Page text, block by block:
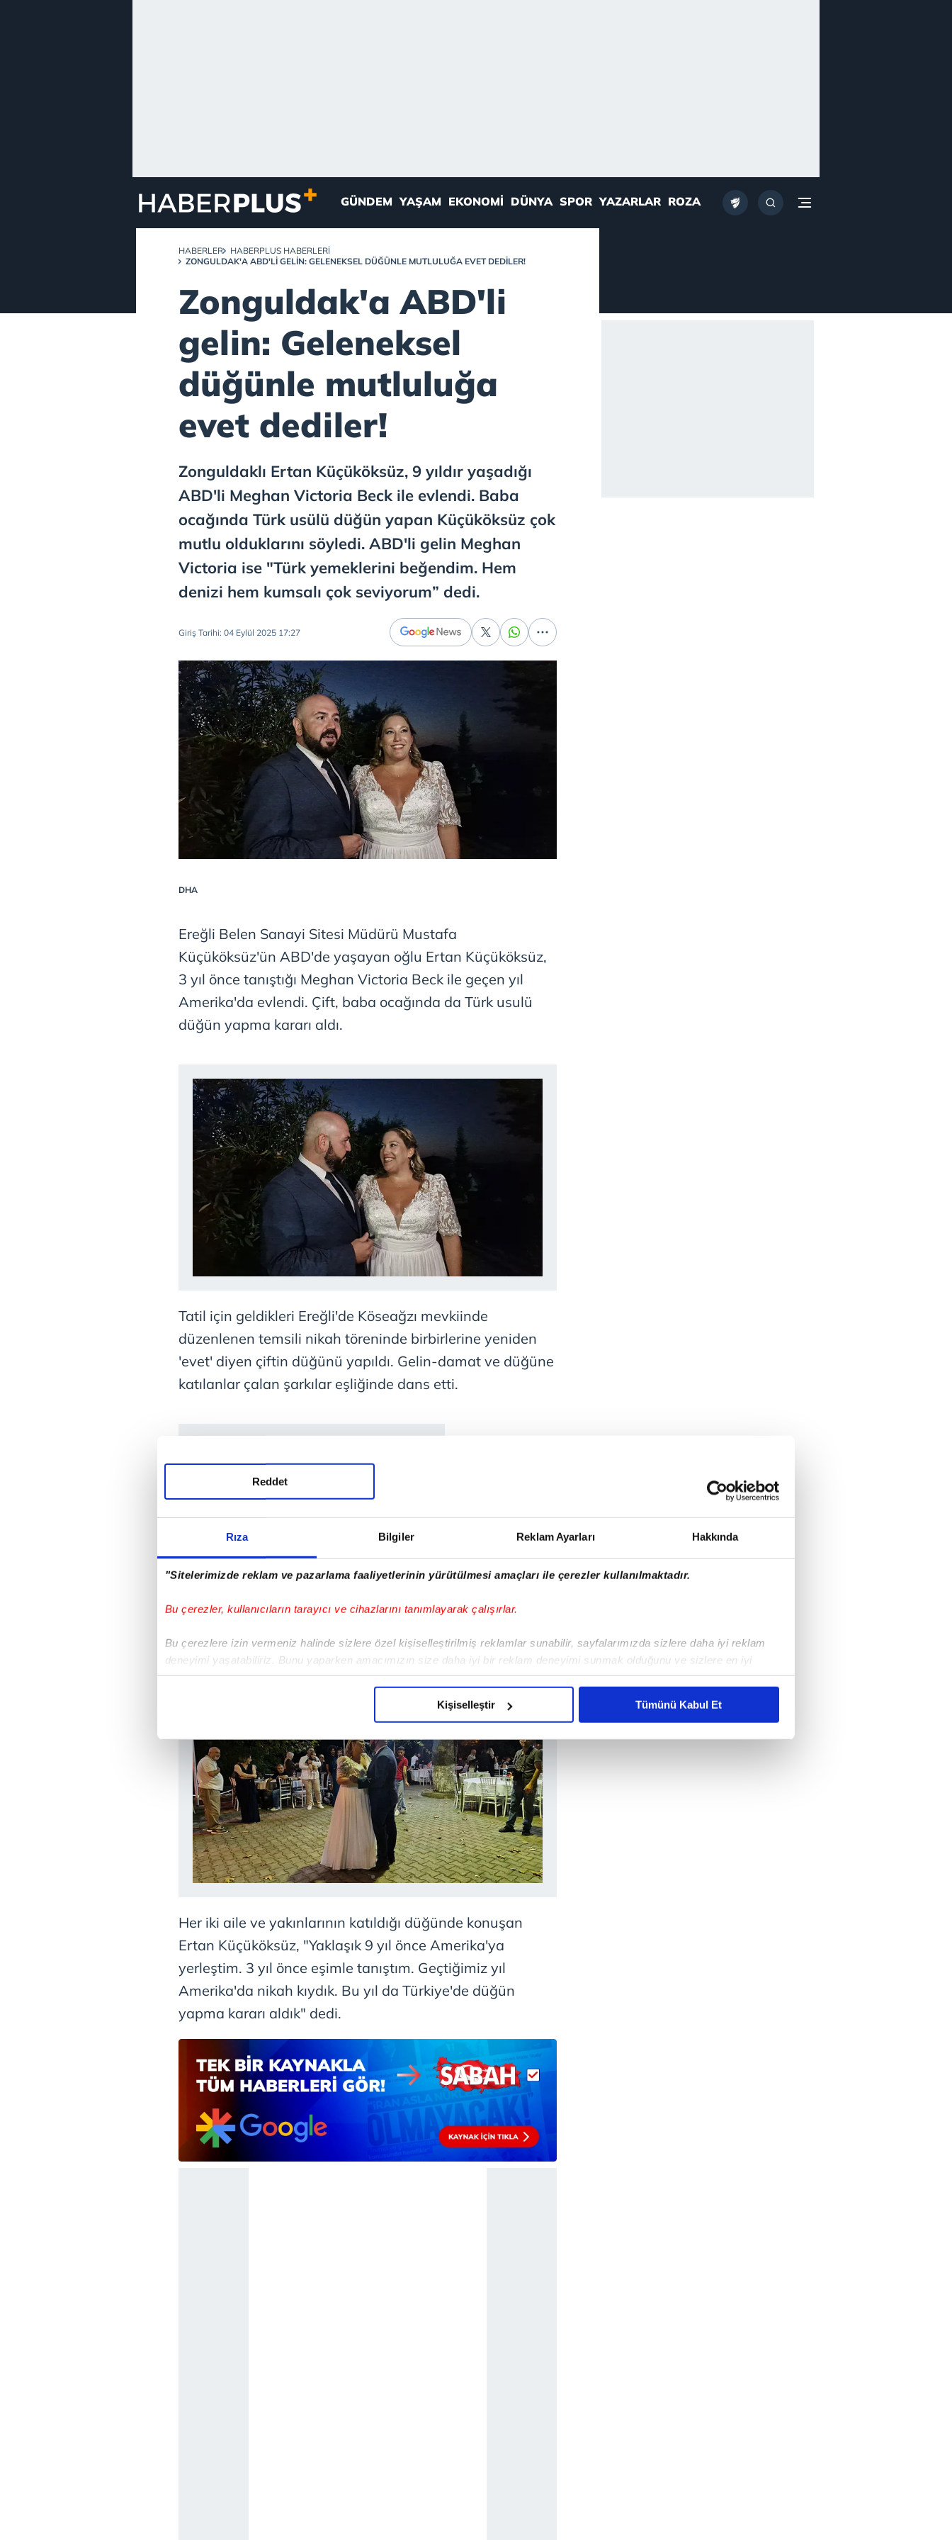
Rıza Bilgiler Reklam Ayarları Hakkında
"Sitelerimizde reklam ve pazarlama faaliyetlerinin yürütülmesi amaçları ile çerezler kullanılmaktadır.
Bu çerezler, kullanıcıların tarayıcı ve cihazlarını tanımlayarak çalışırlar.
Bu çerezlere izin vermeniz halinde sizlere özel kişiselleştirilmiş reklamlar sunabilir, sayfalarımızda sizlere daha iyi reklam
deneyimi yaşatabiliriz. Bunu yaparken amacımızın size daha iyi bir reklam deneyimi sunmak olduğunu ve sizlere en iyi
içerikleri sunabilmek adına elimizden gelen çabayı gösterdiğimizi ve bu noktada, reklamların maliyetlerimizi karşılamak
Sizlere daha iyi bir hizmet sunabilmek için İnternet Sitemizde kendimize ve üçüncü kişilere ait çerezler kullanılmaktadır. Bu
çerezler vasıtasıyla çeşitli kişisel verileriniz işlenmekte olup gerekli olan çerezler bilgi toplumu hizmetlerinin sunulması
amacıyla kullanılmaktadır. Diğer çerezler, sitemizin daha işlevsel kılınması ve kişiselleştirilmesi ve sizlere yönelik
reklam/pazarlama faaliyetlerinin yapılması, amaçlarıyla sınırlı olarak açık rızanız dahilinde kullanılacaktır.
Çerezlere ilişkin tercihlerinizi aşağıda yer alan panel vasıtasıyla belirleyebilirsiniz. Çerezlere ilişkin detaylı bilgi için Ayarlar
butonuna tıklayabilir,Çerez Bilgilendirme Metnimiziziyaret edebilirsiniz.
mevzuata uygun olarak kullanılan çerezlerle ilgili bilgi almak için lütfen
Reddet
Kişiselleştir Tümünü Kabul Et
GÜNDEM YAŞAM EKONOMI DÜNYA SPOR YAZARLAR ROZA
HABERLER
HABERPLUS HABERLERI
ZONGULDAK'A ABD'LI GELIN: GELENEKSEL DÜĞÜNLE MUTLULUĞA EVET DEDILER!
Zonguldak'a ABD'li
gelin: Geleneksel
düğünle mutluluğa
evet dediler!
Zonguldaklı Ertan Küçüköksüz, 9 yıldır yaşadığı
ABD'li Meghan Victoria Beck ile evlendi. Baba
ocağında Türk usülü düğün yapan Küçüköksüz çok
mutlu olduklarını söyledi. ABD'li gelin Meghan
Victoria ise "Türk yemeklerini beğendim. Hem
denizi hem kumsalı çok seviyorum” dedi.
Giriş Tarihi: 04 Eylül 2025 17:27
DHA
Ereğli Belen Sanayi Sitesi Müdürü Mustafa
Küçüköksüz'ün ABD'de yaşayan oğlu Ertan Küçüköksüz,
3 yıl önce tanıştığı Meghan Victoria Beck ile geçen yıl
Amerika'da evlendi. Çift, baba ocağında da Türk usulü
düğün yapma kararı aldı.
Tatil için geldikleri Ereğli'de Köseağzı mevkiinde
düzenlenen temsili nikah töreninde birbirlerine yeniden
'evet' diyen çiftin düğünü yapıldı. Gelin-damat ve düğüne
katılanlar çalan şarkılar eşliğinde dans etti.
Her iki aile ve yakınlarının katıldığı düğünde konuşan
Ertan Küçüköksüz, "Yaklaşık 9 yıl önce Amerika'ya
yerleştim. 3 yıl önce eşimle tanıştım. Geçtiğimiz yıl
Amerika'da nikah kıydık. Bu yıl da Türkiye'de düğün
yapma kararı aldık" dedi.